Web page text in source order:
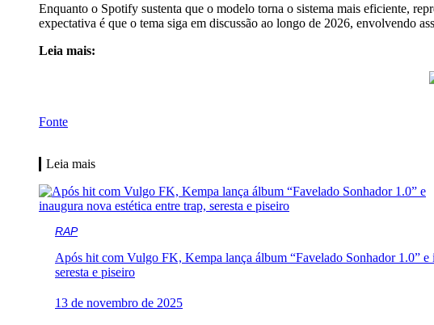
Enquanto o Spotify sustenta que o modelo torna o sistema mais eficiente,
expectativa é que o tema siga em discussão ao longo de 2026, envolvendo
Leia mais:
Fonte
Leia mais
RAP
Após hit com Vulgo FK, Kempa lança álbum “Favelado Sonhador 1.0” e
seresta e piseiro
13 de novembro de 2025